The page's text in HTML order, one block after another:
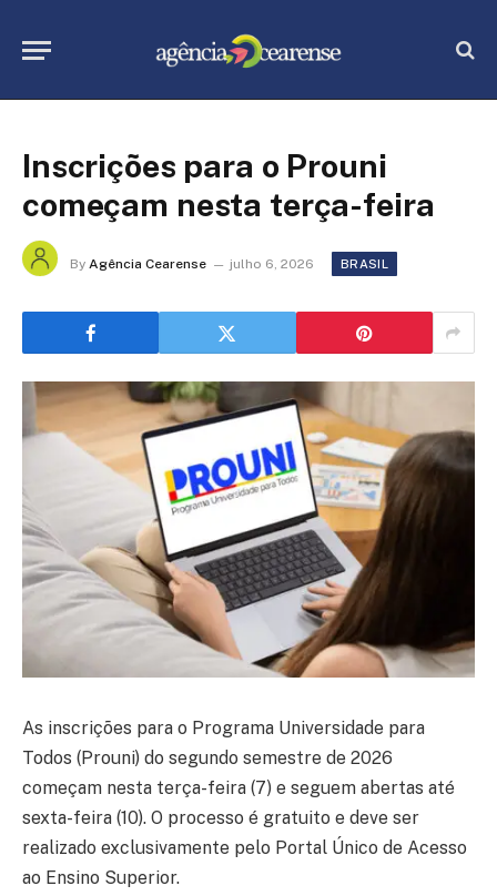
Inscrições para o Prouni
começam nesta terça-feira
By Agência Cearense julho 6, 2026 BRASIL
As inscrições para o Programa Universidade para
Todos (Prouni) do segundo semestre de 2026
começam nesta terça-feira (7) e seguem abertas até
sexta-feira (10). O processo é gratuito e deve ser
realizado exclusivamente pelo Portal Único de Acesso
ao Ensino Superior.